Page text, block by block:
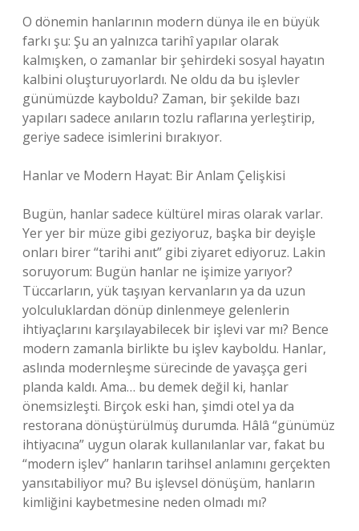
O dönemin hanlarının modern dünya ile en büyük
farkı şu: Şu an yalnızca tarihî yapılar olarak
kalmışken, o zamanlar bir şehirdeki sosyal hayatın
kalbini oluşturuyorlardı. Ne oldu da bu işlevler
günümüzde kayboldu? Zaman, bir şekilde bazı
yapıları sadece anıların tozlu raflarına yerleştirip,
geriye sadece isimlerini bırakıyor.
Hanlar ve Modern Hayat: Bir Anlam Çelişkisi
Bugün, hanlar sadece kültürel miras olarak varlar.
Yer yer bir müze gibi geziyoruz, başka bir deyişle
onları birer “tarihi anıt” gibi ziyaret ediyoruz. Lakin
soruyorum: Bugün hanlar ne işimize yarıyor?
Tüccarların, yük taşıyan kervanların ya da uzun
yolculuklardan dönüp dinlenmeye gelenlerin
ihtiyaçlarını karşılayabilecek bir işlevi var mı? Bence
modern zamanla birlikte bu işlev kayboldu. Hanlar,
aslında modernleşme sürecinde de yavaşça geri
planda kaldı. Ama… bu demek değil ki, hanlar
önemsizleşti. Birçok eski han, şimdi otel ya da
restorana dönüştürülmüş durumda. Hâlâ “günümüz
ihtiyacına” uygun olarak kullanılanlar var, fakat bu
“modern işlev” hanların tarihsel anlamını gerçekten
yansıtabiliyor mu? Bu işlevsel dönüşüm, hanların
kimliğini kaybetmesine neden olmadı mı?